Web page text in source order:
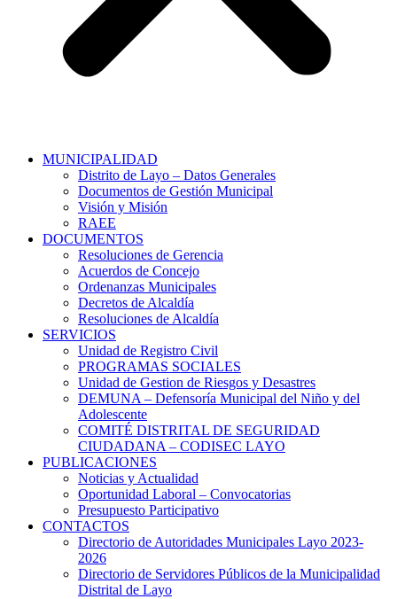
MUNICIPALIDAD
Distrito de Layo – Datos Generales
Documentos de Gestión Municipal
Visión y Misión
RAEE
DOCUMENTOS
Resoluciones de Gerencia
Acuerdos de Concejo
Ordenanzas Municipales
Decretos de Alcaldía
Resoluciones de Alcaldía
SERVICIOS
Unidad de Registro Civil
PROGRAMAS SOCIALES
Unidad de Gestion de Riesgos y Desastres
DEMUNA – Defensoría Municipal del Niño y del
Adolescente
COMITÉ DISTRITAL DE SEGURIDAD
CIUDADANA – CODISEC LAYO
PUBLICACIONES
Noticias y Actualidad
Oportunidad Laboral – Convocatorias
Presupuesto Participativo
CONTACTOS
Directorio de Autoridades Municipales Layo 2023-
2026
Directorio de Servidores Públicos de la Municipalidad
Distrital de Layo